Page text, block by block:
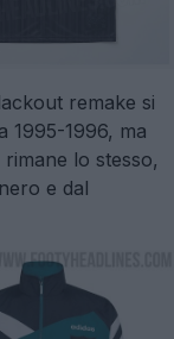
remake si
1995-1996, ma
lo stesso,
e dal